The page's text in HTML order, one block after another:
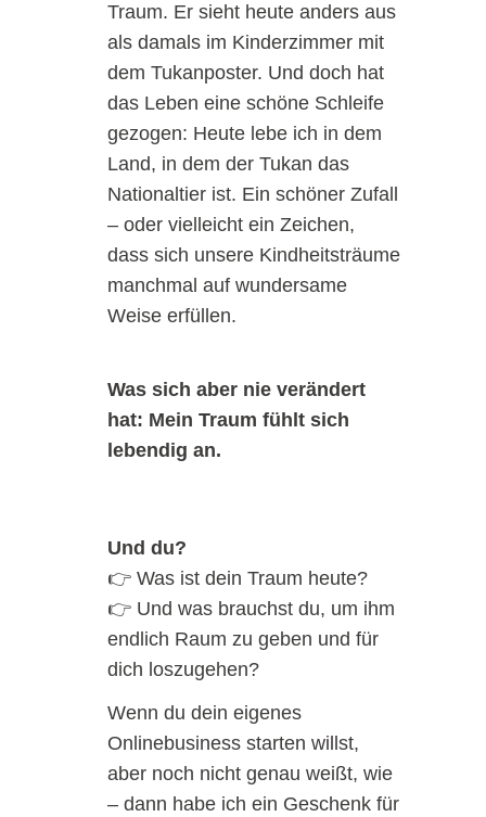
Traum. Er sieht heute anders aus
als damals im Kinderzimmer mit
dem Tukanposter. Und doch hat
das Leben eine schöne Schleife
gezogen: Heute lebe ich in dem
Land, in dem der Tukan das
Nationaltier ist. Ein schöner Zufall
– oder vielleicht ein Zeichen,
dass sich unsere Kindheitsträume
manchmal auf wundersame
Weise erfüllen.
Was sich aber nie verändert
hat: Mein Traum fühlt sich
lebendig an.
Und du?
👉 Was ist dein Traum heute?
👉 Und was brauchst du, um ihm
endlich Raum zu geben und für
dich loszugehen?
Wenn du dein eigenes
Onlinebusiness starten willst,
aber noch nicht genau weißt, wie
– dann habe ich ein Geschenk für